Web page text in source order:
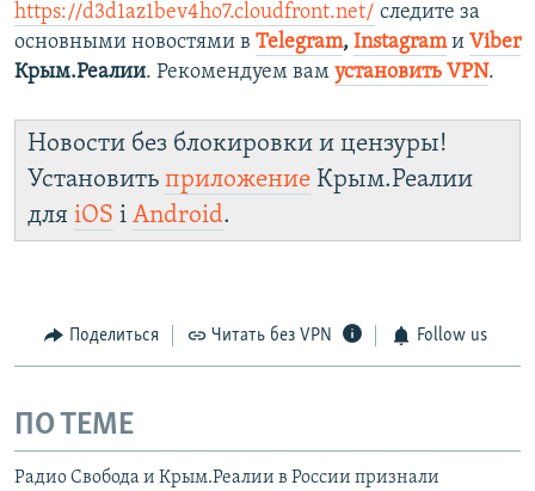
https://d3d1az1bev4ho7.cloudfront.net/ следите за
основными новостями в Telegram, Instagramи Viber
Крым.Реалии. Рекомендуем вам установить VPN.
Новости без блокировки и цензуры!
Установить приложение Крым.Реалии
для iOS і Android.
Поделиться Читать без VPN Follow us
ПО ТЕМЕ
Радио Свобода и Крым.Реалии в России признали